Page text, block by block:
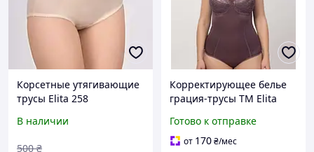
Корсетные утягивающие
трусы Elita 258
В наличии
500 ₴
Корректирующее белье
грация-трусы ТМ Elita
Готово к отправке
от 170₴/мес